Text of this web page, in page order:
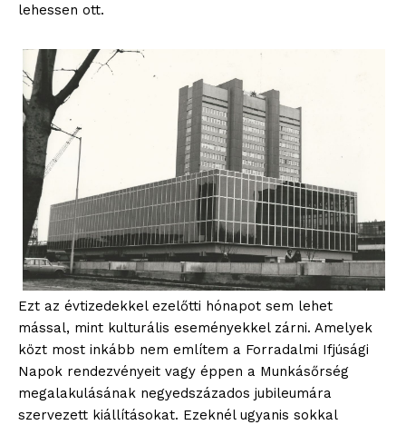
lehessen ott.
Ezt az évtizedekkel ezelőtti hónapot sem lehet
mással, mint kulturális eseményekkel zárni. Amelyek
közt most inkább nem említem a Forradalmi Ifjúsági
Napok rendezvényeit vagy éppen a Munkásőrség
megalakulásának negyedszázados jubileumára
szervezett kiállításokat. Ezeknél ugyanis sokkal